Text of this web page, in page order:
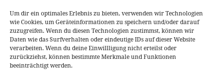
Um dir ein optimales Erlebnis zu bieten, verwenden wir Technologien
wie Cookies, um Geräteinformationen zu speichern und/oder darauf
zuzugreifen. Wenn du diesen Technologien zustimmst, können wir
Daten wie das Surfverhalten oder eindeutige IDs auf dieser Website
verarbeiten. Wenn du deine Einwillligung nicht erteilst oder
zurückziehst, können bestimmte Merkmale und Funktionen
beeinträchtigt werden.
©2020-20269V1LH/DG1BGSundDK5BS
Kontakt/Datenschutz